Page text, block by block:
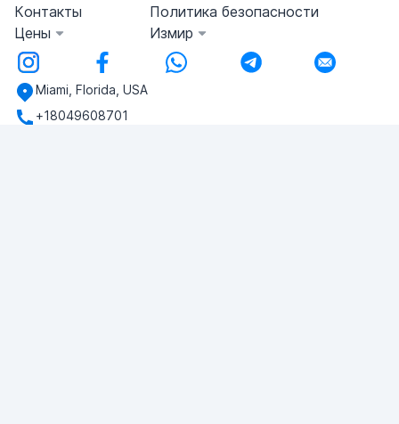
Контакты
Цены
Политика безопасности
Измир
Miami, Florida, USA
+18049608701